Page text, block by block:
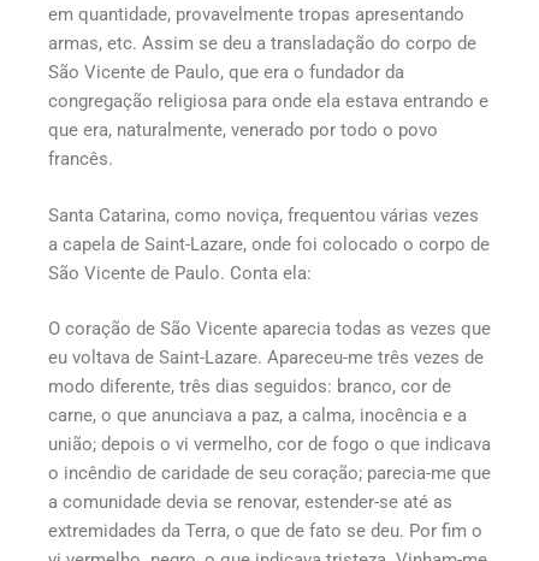
em quantidade, provavelmente tropas apresentando
armas, etc. Assim se deu a transladação do corpo de
São Vicente de Paulo, que era o fundador da
congregação religiosa para onde ela estava entrando e
que era, naturalmente, venerado por todo o povo
francês.
Santa Catarina, como noviça, frequentou várias vezes
a capela de Saint-Lazare, onde foi colocado o corpo de
São Vicente de Paulo. Conta ela:
O coração de São Vicente aparecia todas as vezes que
eu voltava de Saint-Lazare. Apareceu-me três vezes de
modo diferente, três dias seguidos: branco, cor de
carne, o que anunciava a paz, a calma, inocência e a
união; depois o vi vermelho, cor de fogo o que indicava
o incêndio de caridade de seu coração; parecia-me que
a comunidade devia se renovar, estender-se até as
extremidades da Terra, o que de fato se deu. Por fim o